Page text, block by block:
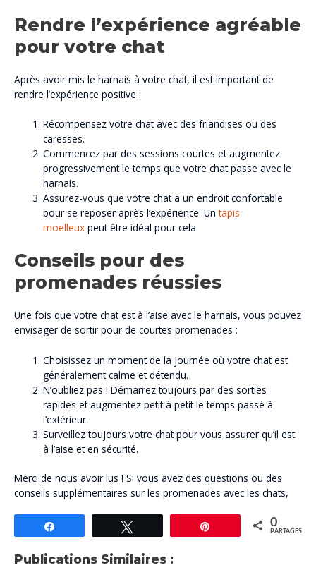
Rendre l’expérience agréable
pour votre chat
Après avoir mis le harnais à votre chat, il est important de
rendre l’expérience positive :
Récompensez votre chat avec des friandises ou des
caresses.
Commencez par des sessions courtes et augmentez
progressivement le temps que votre chat passe avec le
harnais.
Assurez-vous que votre chat a un endroit confortable
pour se reposer après l’expérience. Untapis
moelleux peut être idéal pour cela.
Conseils pour des
promenades réussies
Une fois que votre chat est à l’aise avec le harnais, vous pouvez
envisager de sortir pour de courtes promenades :
Choisissez un moment de la journée où votre chat est
généralement calme et détendu.
N’oubliez pas ! Démarrez toujours par des sorties
rapides et augmentez petit à petit le temps passé à
l’extérieur.
Surveillez toujours votre chat pour vous assurer qu’il est
à l’aise et en sécurité.
Merci de nous avoir lus ! Si vous avez des questions ou des
conseils supplémentaires sur les promenades avec les chats,
0
PARTAGES
Publications Similaires :